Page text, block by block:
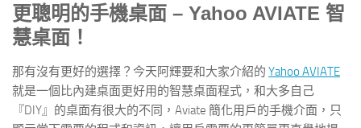
更聰明的手機桌面 – Yahoo AVIATE 智
慧桌面！
那有沒有更好的選擇？今天阿輝要和大家介紹的 Yahoo AVIATE
就是一個比內建桌面更好用的智慧桌面程式，和大多自己
『DIY』的桌面有很大的不同，Aviate 簡化用戶的手機介面，只